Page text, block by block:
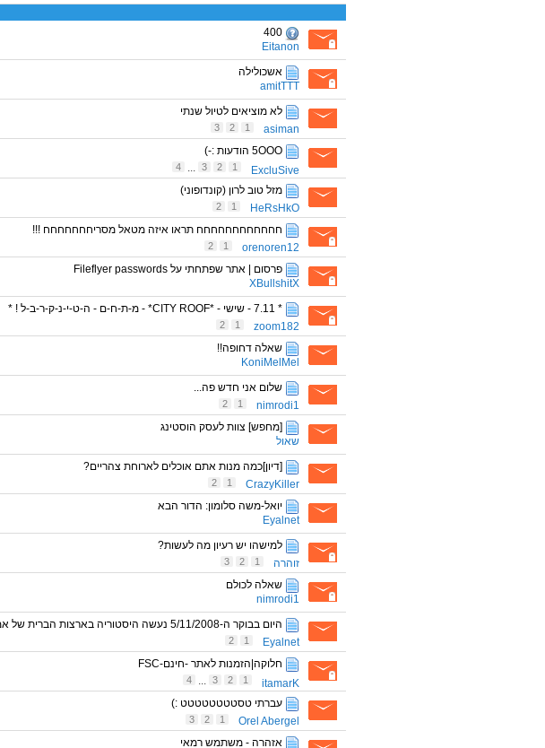
400
Eitanon
אשכולילה
amitTTT
לא מוציאים לטיול שנתי
asiman
1
2
3
5OOO הודעות :-)
ExcluSive
1
2
3
...
4
מזל טוב לרון (קונדופוני)
HeRsHkO
1
2
חחחחחחחחחחחח תראו איזה מטאל מסריחחחחחחח !!!
orenoren12
1
2
פרסום | אתר שפתחתי על Fileflyer passwords
XBullshitX
* 7.11 - שישי - *CITY ROOF* - מ-ת-ח-ם - ה-ט-י-נ-ק-ר-ב-ל ! *
zoom182
1
2
שאלה דחופה!!
KoniMelMel
שלום אני חדש פה...
nimrodi1
1
2
[מחפש] צוות לעסק הוסטינג
שאול
[דיון]כמה מנות אתם אוכלים לארוחת צהריים?
CrazyKiller
1
2
יואל-משה סלומון: הדור הבא
Eyalnet
למישהו יש רעיון מה לעשות?
זוהרה
1
2
3
שאלה לכולם
nimrodi1
היום בבוקר ה-5/11/2008 נעשה היסטוריה בארצות הברית של אמריקה - USA.
Eyalnet
1
2
חלוקה|הזמנות לאתר -חינם-FSC
itamarK
1
2
3
...
4
עברתי טסטטטטטטטט :)
Orel Abergel
1
2
3
אזהרה - משתמש רמאי